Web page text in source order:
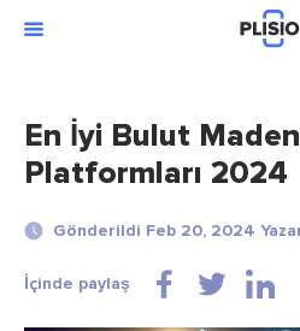
En İyi Bulut
Platformları 2024
Gönderildi Feb 20, 2024
İçinde paylaş